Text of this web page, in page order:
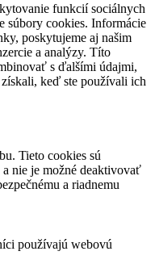
funkcií sociálnych
súbory cookies. Informácie
poskytujeme aj našim
a analýzy. Títo
s ďalšími údajmi,
keď ste používali ich
Tieto cookies sú
nie je možné deaktivovať
a riadnemu
používajú webovú